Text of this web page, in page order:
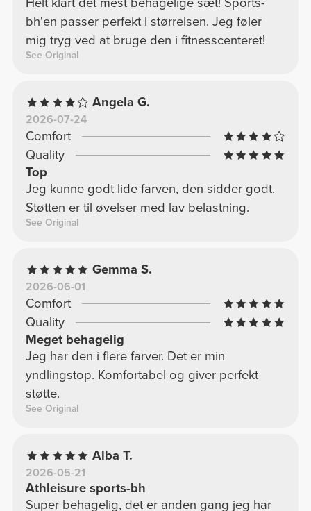
Helt klart det mest behagelige sæt! Sports-
bh'en passer perfekt i størrelsen. Jeg føler
mig tryg ved at bruge den i fitnesscenteret!
See Original
Angela G.
2026-07-24
Comfort
Quality
Top
Jeg kunne godt lide farven, den sidder godt.
Støtten er til øvelser med lav belastning.
See Original
Gemma S.
2026-06-01
Comfort
Quality
Meget behagelig
Jeg har den i flere farver. Det er min
yndlingstop. Komfortabel og giver perfekt
støtte.
See Original
Alba T.
2026-05-21
Athleisure sports-bh
Super behagelig, det er anden gang jeg har